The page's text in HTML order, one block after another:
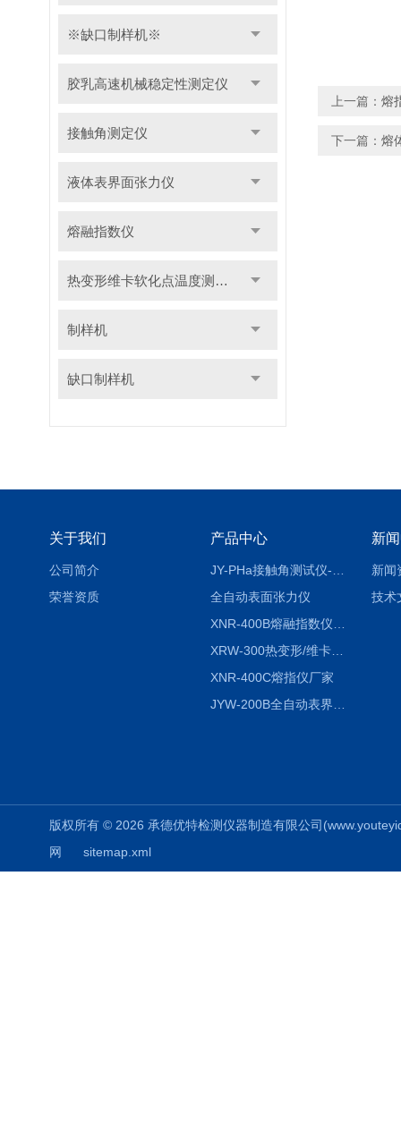
※缺口制样机※
胶乳高速机械稳定性测定仪
接触角测定仪
液体表界面张力仪
熔融指数仪
热变形维卡软化点温度测定仪
制样机
缺口制样机
上一篇： 熔
下一篇： 熔
关于我们
公司简介
荣誉资质
产品中心
全自动表面张力仪
XRW-300热变形/维卡软化点温度测定仪
XNR-400C熔指仪厂家
新
新闻
技术
版权所有 © 2026 承德优特检测仪器制造有限公司
网
sitemap.xml